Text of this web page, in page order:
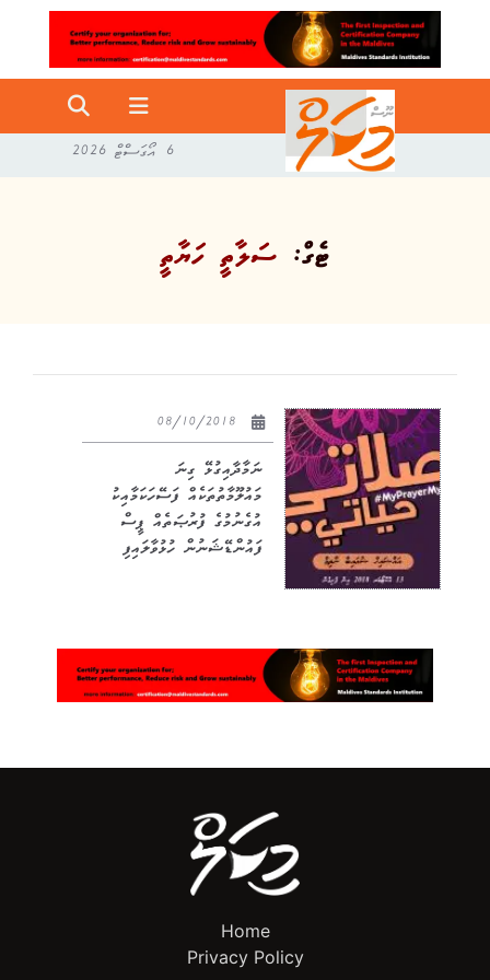
6 އޯގަސްޓް 2026
ޓެގް: ސަލާތީ ހަޔާތީ
ނަމާދާއިގުޅޭ ގިނަ
މައުލޫމާތުތަކެއް ފަސޭހަކަމާއިކު
އުގެނުމުގެ ފުރުޞަތެއް ޕީސް
ފައުންޑޭޝަނުން ހުޅުވާލައިފި
Home
Privacy Policy